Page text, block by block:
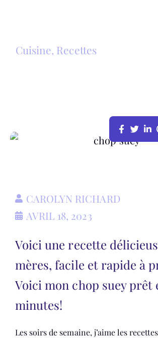
Cuisine, Recettes
CAROLYN RICHARD
AVRIL 18, 2023
Voici une recette
mères, facile et rapide à
Voici mon chop suey prêt
minutes!
Les soirs de semaine, j’aime les